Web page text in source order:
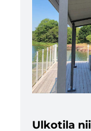
Ulkotila